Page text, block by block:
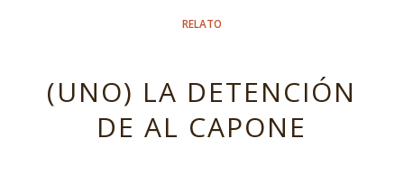
RELATO
(UNO) LA DETENCIÓN
DE AL CAPONE